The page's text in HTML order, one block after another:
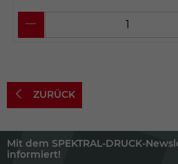
ZURÜCK
Mit dem SPEKTRAL-DRUCK-
informiert!